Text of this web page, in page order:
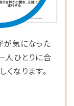
が気になった
人ひとりに合
なります。